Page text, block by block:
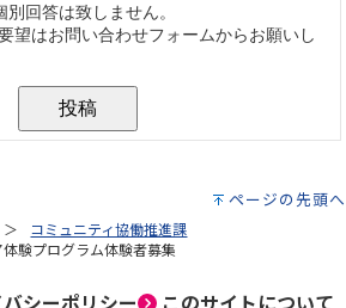
ページの先頭へ
コミュニティ協働推進課
験プログラム体験者募集